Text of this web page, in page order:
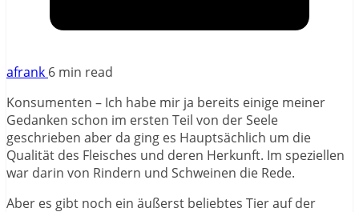
afrank 6 min read
Konsumenten – Ich habe mir ja bereits einige meiner
Gedanken schon im ersten Teil von der Seele
geschrieben aber da ging es Hauptsächlich um die
Qualität des Fleisches und deren Herkunft. Im speziellen
war darin von Rindern und Schweinen die Rede.
Aber es gibt noch ein äußerst beliebtes Tier auf der